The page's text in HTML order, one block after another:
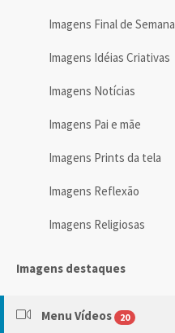
Imagens Final de Semana
Imagens Idéias Criativas
Imagens Notícias
Imagens Pai e mãe
Imagens Prints da tela
Imagens Reflexão
Imagens Religiosas
Imagens destaques
Menu Vídeos 20